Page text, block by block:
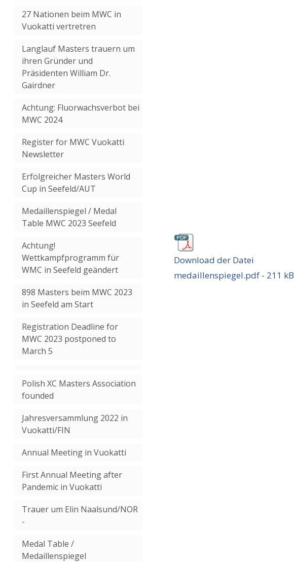
27 Nationen beim MWC in
Vuokatti vertretren
Langlauf Masters trauern um
ihren Gründer und
Präsidenten William Dr.
Gairdner
Achtung: Fluorwachsverbot bei
MWC 2024
Register for MWC Vuokatti
Newsletter
Erfolgreicher Masters World
Cup in Seefeld/AUT
Medaillenspiegel / Medal
Table MWC 2023 Seefeld
Achtung!
Wettkampfprogramm für
WMC in Seefeld geändert
898 Masters beim MWC 2023
in Seefeld am Start
Registration Deadline for
MWC 2023 postponed to
March 5
Polish XC Masters Association
founded
Jahresversammlung 2022 in
Vuokatti/FIN
Annual Meeting in Vuokatti
First Annual Meeting after
Pandemic in Vuokatti
Trauer um Elin Naalsund/NOR
-
Medal Table /
Medaillenspiegel
Download der Datei
medaillenspiegel.pdf - 211 kB